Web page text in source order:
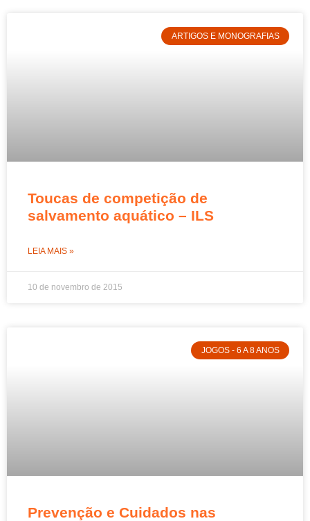
ARTIGOS E MONOGRAFIAS
Toucas de competição de
salvamento aquático – ILS
LEIA MAIS »
10 de novembro de 2015
JOGOS - 6 A 8 ANOS
Prevenção e Cuidados nas